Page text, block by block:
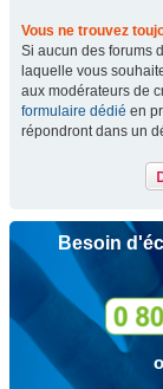
Vous ne trouvez
Si aucun des forums
laquelle vous
aux modérateurs de
formulaire dédié en
répondront dans un
Besoin